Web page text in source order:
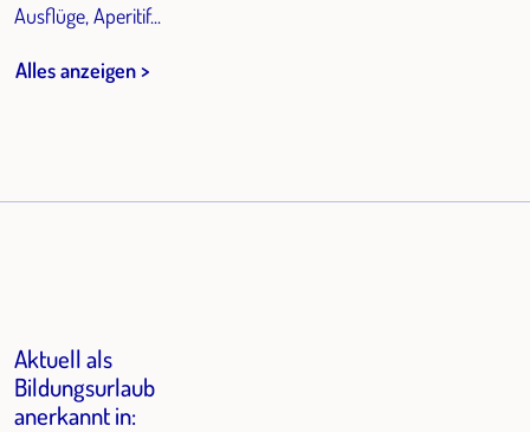
Ausflüge, Aperitif...
Alles anzeigen >
Aktuell als
Bildungsurlaub
anerkannt in: